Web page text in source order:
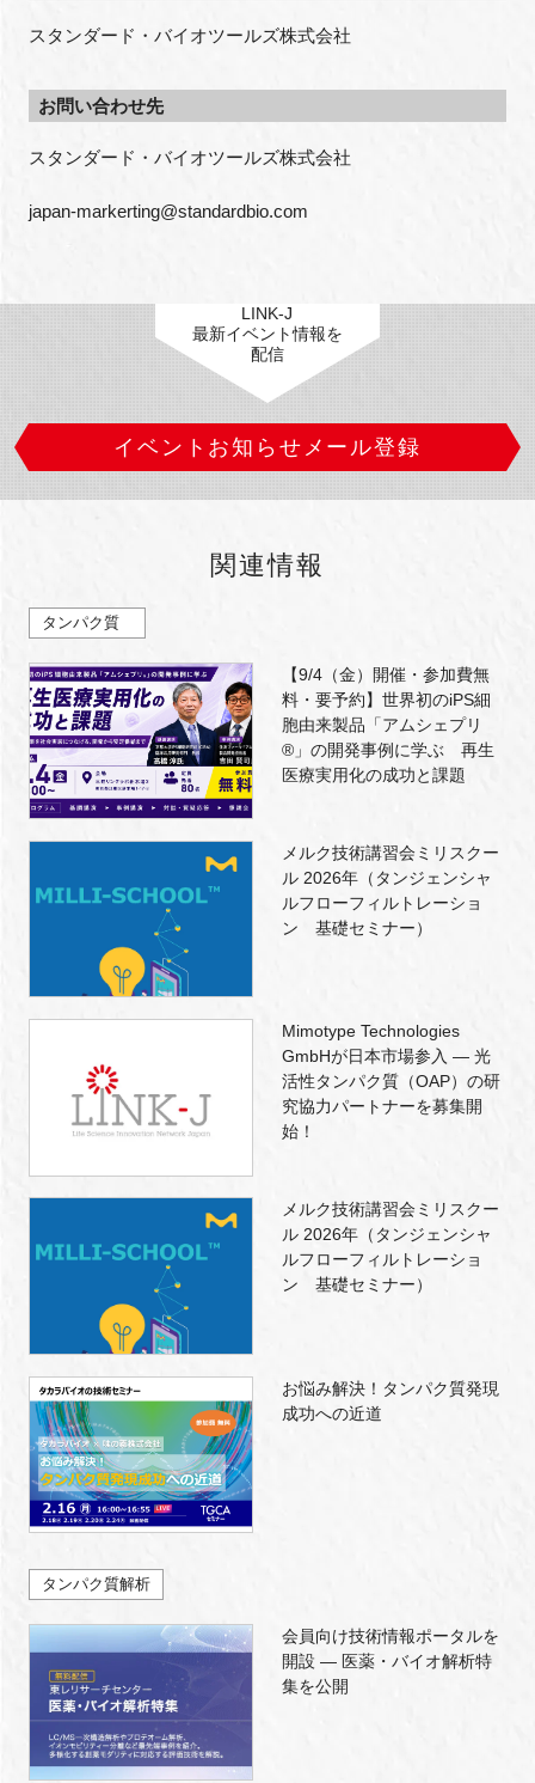
スタンダード・バイオツールズ株式会社
お問い合わせ先
スタンダード・バイオツールズ株式会社
japan-markerting@standardbio.com
LINK-J
最新イベント情報を
配信
イベントお知らせメール登録
関連情報
タンパク質
【9/4（金）開催・参加費無
料・要予約】世界初のiPS細
胞由来製品「アムシェプリ
®」の開発事例に学ぶ 再生
医療実用化の成功と課題
メルク技術講習会ミリスクー
ル 2026年（タンジェンシャ
ルフローフィルトレーショ
ン 基礎セミナー）
Mimotype Technologies
GmbHが日本市場参入 ― 光
活性タンパク質（OAP）の研
究協力パートナーを募集開
始！
メルク技術講習会ミリスクー
ル 2026年（タンジェンシャ
ルフローフィルトレーショ
ン 基礎セミナー）
お悩み解決！タンパク質発現
成功への近道
タンパク質解析
会員向け技術情報ポータルを
開設 ― 医薬・バイオ解析特
集を公開